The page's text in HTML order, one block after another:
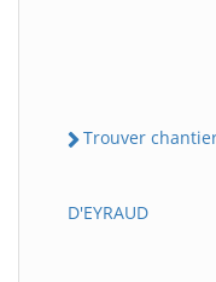
Trouver
D'EYRAUD